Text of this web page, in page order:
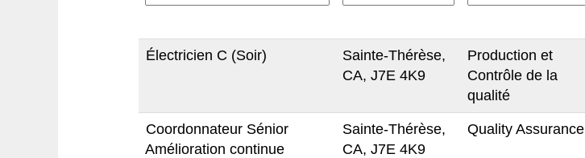
Électricien C (Soir)
Sainte-Thérèse,
CA, J7E 4K9
Production et
Contrôle de la
qualité
Coordonnateur Sénior
Amélioration continue
Sainte-Thérèse,
CA, J7E 4K9
Quality Assurance